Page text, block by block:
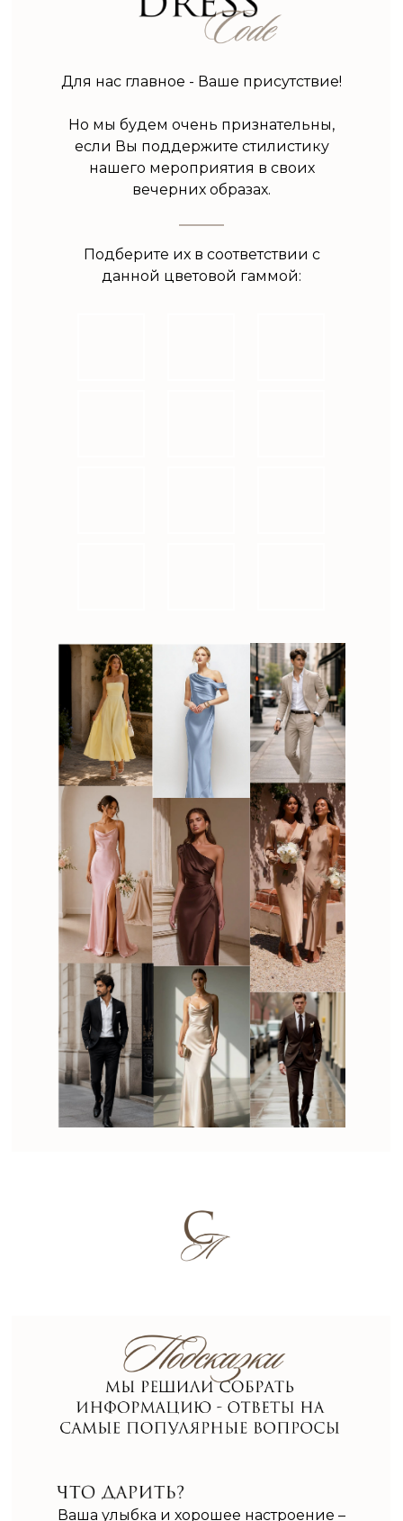
Для нас главное - Ваше присутствие!
Но мы будем очень признательны,
если Вы поддержите стилистику
нашего мероприятия в своих
вечерних образах.
Подберите их в соответствии с
данной цветовой гаммой:
Ваша улыбка и хорошее настроение –